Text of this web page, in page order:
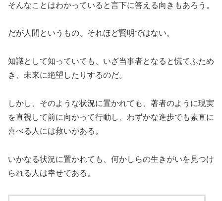
そんなことはわかっていると言下に答える向きもあろう。
だが人間というもの、それほど賢明ではない。
知識として知っていても、いざ当事者となると慌てふため
き、未来に絶望したりするのだ。
しかし、そのような状況に置かれても、著者のように現実
を直視して前に向かって行動し、わずかな進歩でも素直に
喜べる人には救いがある。
いかなる状況に置かれても、何かしらの生きがいを見つけ
られる人は幸せである。